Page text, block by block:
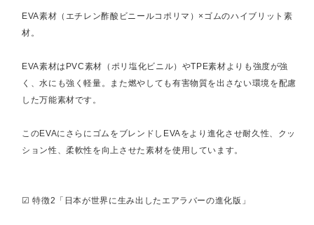
EVA素材（エチレン酢酸ビニールコポリマ）×ゴムのハイブリット素
材。
EVA素材はPVC素材（ポリ塩化ビニル）やTPE素材よりも強度が強
く、水にも強く軽量。また燃やしても有害物質を出さない環境を配慮
した万能素材です。
このEVAにさらにゴムをブレンドしEVAをより進化させ耐久性、クッ
ション性、柔軟性を向上させた素材を使用しています。
☑︎ 特徴2「日本が世界に生み出したエアラバーの進化版」